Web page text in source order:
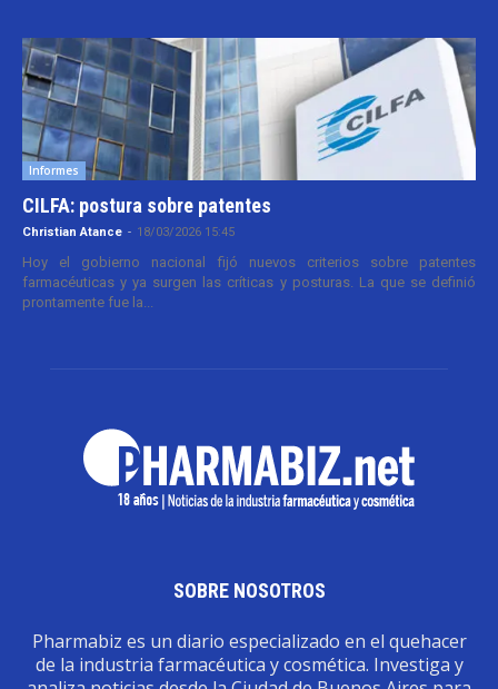
Informes
CILFA: postura sobre patentes
Christian Atance - 18/03/2026 15:45
Hoy el gobierno nacional fijó nuevos criterios sobre patentes
farmacéuticas y ya surgen las críticas y posturas. La que se definió
prontamente fue la...
SOBRE NOSOTROS
Pharmabiz es un diario especializado en el quehacer
de la industria farmacéutica y cosmética. Investiga y